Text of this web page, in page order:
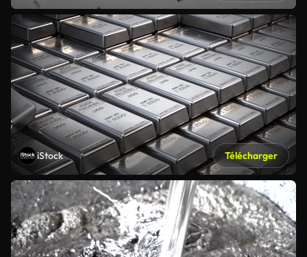
iStock Télécharger